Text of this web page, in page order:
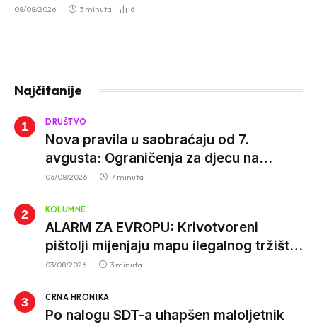
08/08/2026 3 minuta 6
Najčitanije
DRUŠTVO
Nova pravila u saobraćaju od 7.
avgusta: Ograničenja za djecu na
trotinetima i mlade vozače, veće kazne
06/08/2026 7 minuta
KOLUMNE
ALARM ZA EVROPU: Krivotvoreni
pištolji mijenjaju mapu ilegalnog tržišta,
istrage ukazuju na proizvodnju van EU
03/08/2026 3 minuta
CRNA HRONIKA
Po nalogu SDT-a uhapšen maloljetnik